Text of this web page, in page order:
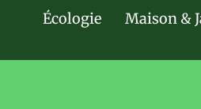
Écologie Maison &